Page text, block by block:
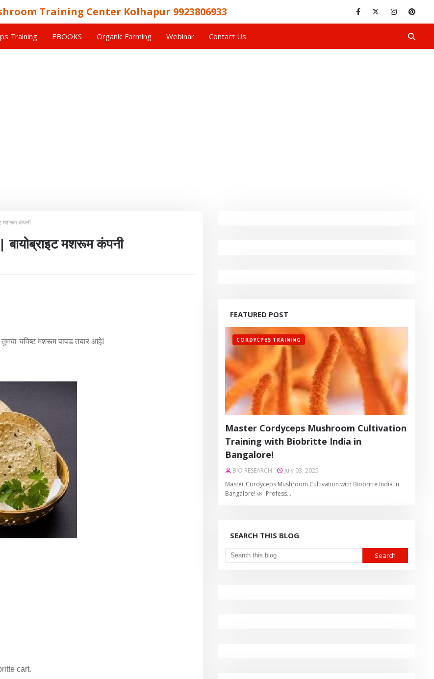
Training Center Kolhapur 9923806933
Training EBOOKS Organic Farming Webinar Contact Us
मशरूम कंपनी
मशरूम कंपनी
चविष्ट मशरूम पापड तयार आहे!
cart.
FEATURED POST
CORDYCPES TRAINING
Master Cordyceps Mushroom Cultivation
Training with Biobritte India in
Bangalore!
BIO RESEARCH
July 03, 2025
Master Cordyceps Mushroom Cultivation with Biobritte India in
Bangalore! 🌿 Profess…
SEARCH THIS BLOG